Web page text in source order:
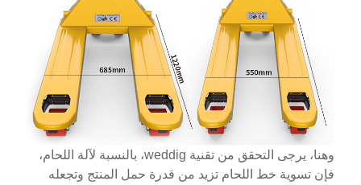
وهنا، يرجى التحقق من تقنية weddig، بالنسبة لآلة اللحام،
فإن تسوية خط اللحام تزيد من قدرة حمل المنتج وتجعله